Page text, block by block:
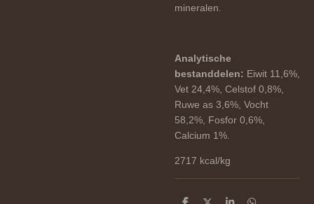
mineralen.
Analytische
bestanddelen: Eiwit 11,6%,
Vet 24,4%, Celstof 0,8%,
Ruwe as 3,6%, Vocht
58,2%, Fosfor 0,6%,
Calcium 1%.
2717 kcal/kg